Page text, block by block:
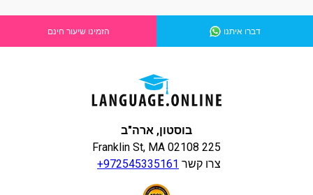
דברו איתנו הזמינו שיעור חינם
בוסטון, ארה"ב
225 Franklin St, MA 02108
צרו קשר +972545335161